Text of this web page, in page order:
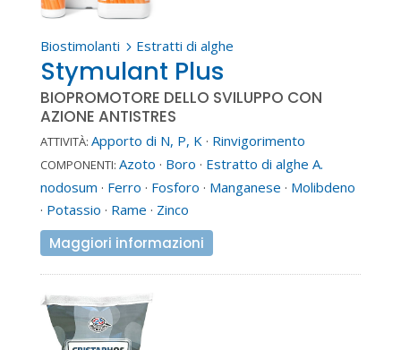
Biostimolanti 5 Estratti di alghe
Stymulant Plus
BIOPROMOTORE DELLO SVILUPPO CON
AZIONE ANTISTRES
ATTIVITÀ: Apporto di N, P, K · Rinvigorimento
COMPONENTI: Azoto · Boro · Estratto di alghe A.
nodosum · Ferro · Fosforo · Manganese · Molibdeno
· Potassio · Rame · Zinco
Maggiori informazioni